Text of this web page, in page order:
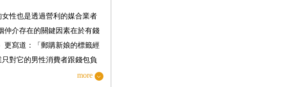
性也是透過營利的媒合業者
仲介存在的關鍵因素在於有錢
更寫道：「郵購新娘的標籤經
對它的男性消費者跟錢包負
more